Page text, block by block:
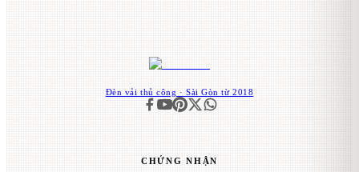
Đèn vải thủ công · Sài Gòn từ 2018
CHỨNG NHẬN